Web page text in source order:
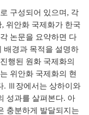
구성되어 있으며, 각
위안화 국제화가 한국
논문을 요약하면 다
배경과 목적을 설명하
행된 원화 국제화의
위안화 국제화의 현
. Ⅲ장에서는 상하이와
성과를 살펴본다. 아
충분하게 발달되지는